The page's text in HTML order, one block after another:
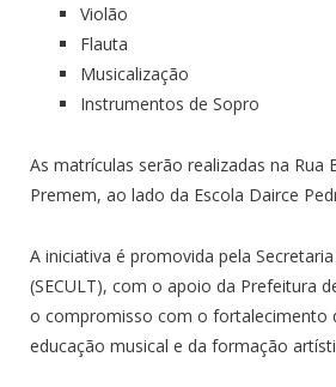
Violão
Flauta
Musicalização
Instrumentos de Sopro
As matrículas serão realizadas na Rua
Premem, ao lado da Escola Dairce
A iniciativa é promovida pela
(SECULT), com o apoio da Prefeitura
o compromisso com o fortalecimento
educação musical e da formação